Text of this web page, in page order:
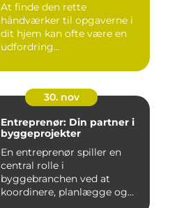
At finde den rette
håndværker til opgaverne i
dit hjem kan ofte være en
udfordring...
30. nov
Entreprenør: Din partner i
byggeprojekter
En entreprenør spiller en
central rolle i
byggebranchen ved at
koordinere, planlægge og...